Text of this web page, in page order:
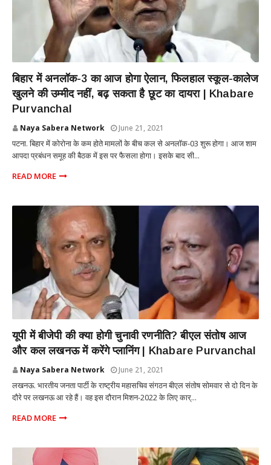
बिहार में अनलॉक-3 का आज होगा ऐलान, फिलहाल स्‍कूल-कालेज
खुलने की उम्‍मीद नहीं, बढ़ सकता है छूट का दायरा | Khabare
Purvanchal
Naya Sabera Network June 21, 2021
पटना. बिहार में कोरोना के कम होते मामलों के बीच कल से अनलॉक-03 शुरू होगा। आज शाम
आपदा प्रबंधन समूह की बैठक में इस पर फैसला होगा। इसके बाद सी...
READ MORE
यूपी में बीजेपी की क्या होगी चुनावी रणनीति? बीएल संतोष आज
और कल लखनऊ में करेंगे प्लानिंग | Khabare Purvanchal
Naya Sabera Network June 21, 2021
लखनऊ. भारतीय जनता पार्टी के राष्ट्रीय महासचिव संगठन बीएल संतोष सोमवार से दो दिन के
दौरे पर लखनऊ आ रहे हैं। वह इस दौरान मिशन-2022 के लिए कार्...
READ MORE